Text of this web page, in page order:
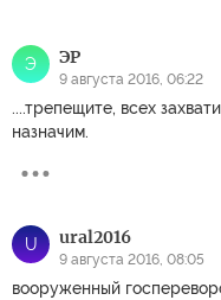
Э ЭР
9 августа 2016, 06:22
....трепещите, всех
назначим.
U ural2016
9 августа 2016, 08:05
вооруженный